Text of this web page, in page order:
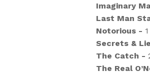
Imaginary
Last Man
Notorious -
Secrets &
The Catch -
The Real